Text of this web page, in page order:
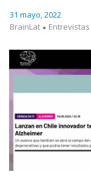
31 mayo, 2022
BrainLat
Entrevistas